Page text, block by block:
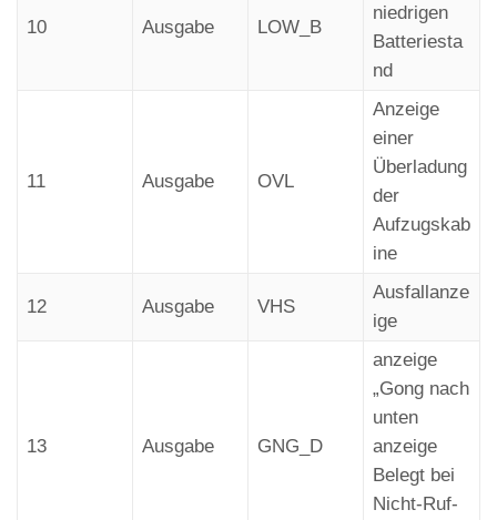
10 Ausgabe LOW_B
niedrigen
Batteriesta
nd
11 Ausgabe OVL
Anzeige
einer
Überladung
der
Aufzugskab
ine
12 Ausgabe VHS
Ausfallanze
ige
13 Ausgabe GNG_D
anzeige
„Gong nach
unten
anzeige
Belegt bei
Nicht-Ruf-